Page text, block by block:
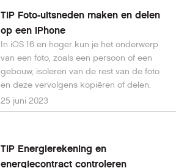
TIP Foto-uitsneden maken en delen
op een iPhone
In iOS 16 en hoger kun je het onderwerp
van een foto, zoals een persoon of een
gebouw, isoleren van de rest van de foto
en deze vervolgens kopiëren of delen.
25 juni 2023
TIP Energierekening en
energiecontract controleren